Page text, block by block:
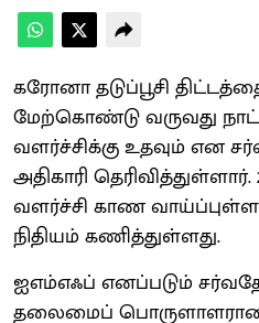
கரோனா தடுப்பூசி
மேற்கொண்டு வருவது
வளர்ச்சிக்கு உதவும் என
அதிகாரி தெரிவித்துள்ளார்.
வளர்ச்சி காண
நிதியம் கணித்துள்ளது.
ஐஎம்எஃப் எனப்படும்
தலைமைப் பொருளாளரான